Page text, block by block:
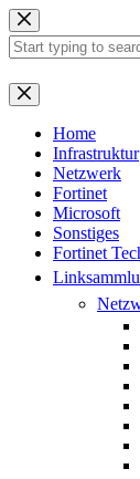
Zum
Inhalt
springen
Keine
Ergebnisse
Home
Infrastruktur
Netzwerk
Fortinet
Microsoft
Sonstiges
Fortinet